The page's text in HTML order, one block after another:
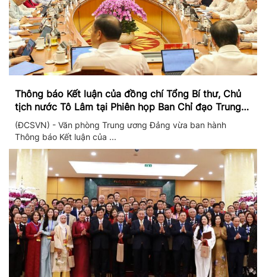
Thông báo Kết luận của đồng chí Tổng Bí thư, Chủ
tịch nước Tô Lâm tại Phiên họp Ban Chỉ đạo Trung
ương thực hiện Nghị quyết 57
(ĐCSVN) - Văn phòng Trung ương Đảng vừa ban hành
Thông báo Kết luận của ...